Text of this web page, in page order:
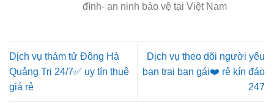
đình- an ninh bảo vệ tại Việt Nam
Dịch vụ thám tử Đông Hà
Quảng Trị 24/7✅ uy tín thuê
giá rẻ
Dịch vụ theo dõi người yêu
bạn trai bạn gái❤️ rẻ kín đáo
247